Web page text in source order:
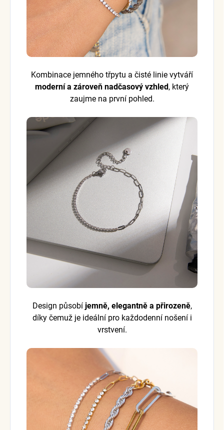
Kombinace jemného třpytu a čisté linie vytváří
moderní a zároveň nadčasový vzhled , který
zaujme na první pohled.
Design působí jemně, elegantně a přirozeně,
díky čemuž je ideální pro každodenní nošení i
vrstvení.